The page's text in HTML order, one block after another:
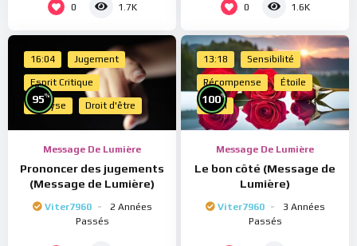
0 1.7K 0 1.6K
16:04 Jugement
Esprit Critique
Analyse Droit d'être
95%
Message De Lumière
Prononcer des jugements
(Message de Lumière)
Viter7960
2 Années
Passés
13:18 Sensibilité
Récompense Étoile
Merci
100%
Message De Lumière
Le bon côté (Message de
Lumière)
Viter7960
3 Années
Passés